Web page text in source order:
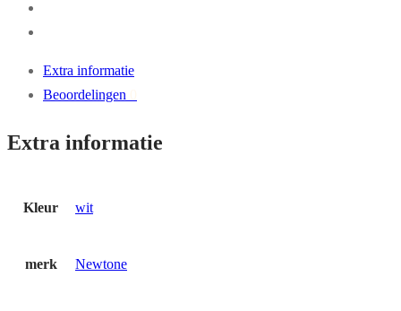
Extra informatie
Beoordelingen
Extra informatie
Kleur wit
merk Newtone